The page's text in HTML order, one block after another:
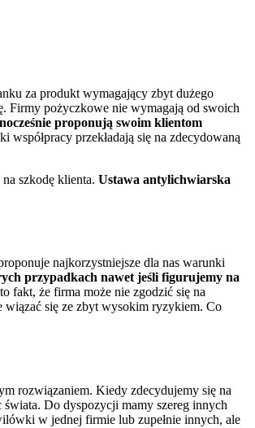
za produkt wymagający zbyt dużego
Firmy pożyczkowe nie wymagają od swoich
proponują swoim klientom
przekładają się na zdecydowaną
szkodę klienta. Ustawa antylichwiarska
najkorzystniejsze dla nas warunki
przypadkach nawet jeśli figurujemy na
fakt, że firma może nie zgodzić się na
wiązać się ze zbyt wysokim ryzykiem. Co
rozwiązaniem. Kiedy zdecydujemy się na
Do dyspozycji mamy szereg innych
w jednej firmie lub zupełnie innych, ale